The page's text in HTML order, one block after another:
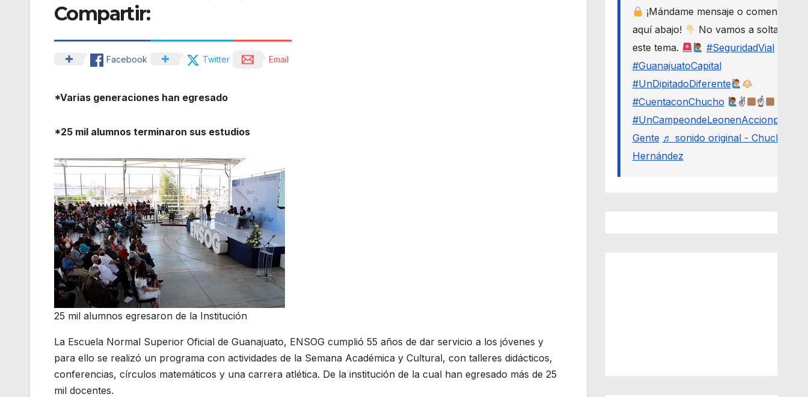
Compartir:
Facebook Twitter Email
*Varias generaciones han egresado
*25 mil alumnos terminaron sus estudios
25 mil alumnos egresaron de la Institución
La Escuela Normal Superior Oficial de Guanajuato, ENSOG cumplió 55 años de dar servicio a los jóvenes y
para ello se realizó un programa con actividades de la Semana Académica y Cultural, con talleres didácticos,
conferencias, círculos matemáticos y una carrera atlética. De la institución de la cual han egresado más de 25
mil docentes.
¡Mándame mensaje o comenta
aquí abajo!
No vamos a soltar
este tema.
#SeguridadVial
#GuanajuatoCapital
#UnDipitadoDiferente
#CuentaconChucho
✌
☝
#UnCampeondeLeonenAccionporLa
Gente ♬ sonido original - Chucho
Hernández